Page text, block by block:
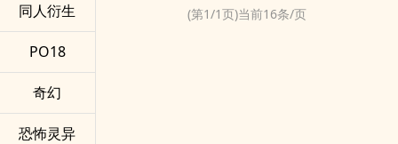
同人衍生
PO18
奇幻
恐怖灵异
(第1/1页)当前16条/页